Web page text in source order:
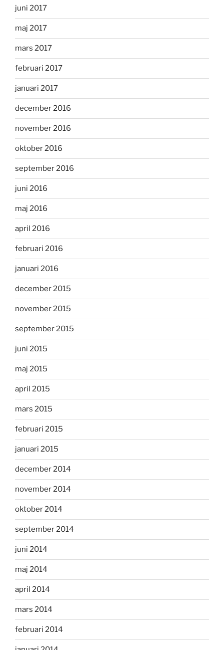
juni 2017
maj 2017
mars 2017
februari 2017
januari 2017
december 2016
november 2016
oktober 2016
september 2016
juni 2016
maj 2016
april 2016
februari 2016
januari 2016
december 2015
november 2015
september 2015
juni 2015
maj 2015
april 2015
mars 2015
februari 2015
januari 2015
december 2014
november 2014
oktober 2014
september 2014
juni 2014
maj 2014
april 2014
mars 2014
februari 2014